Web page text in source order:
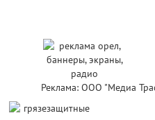
Реклама: ООО "Медиа